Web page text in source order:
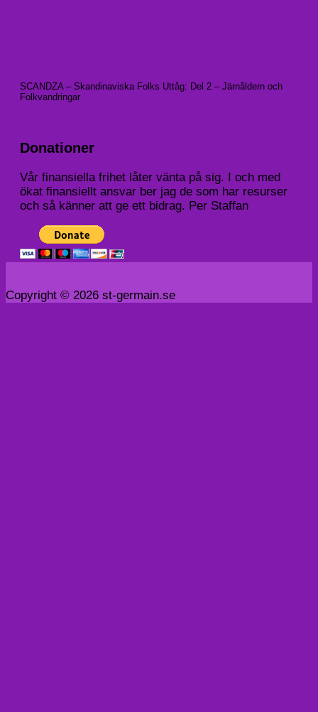
SCANDZA – Skandinaviska Folks Uttåg: Del 2 – Järnåldern och
Folkvandringar
Donationer
Vår finansiella frihet låter vänta på sig. I och med
ökat finansiellt ansvar ber jag de som har resurser
och så känner att ge ett bidrag. Per Staffan
Copyright © 2026 st-germain.se